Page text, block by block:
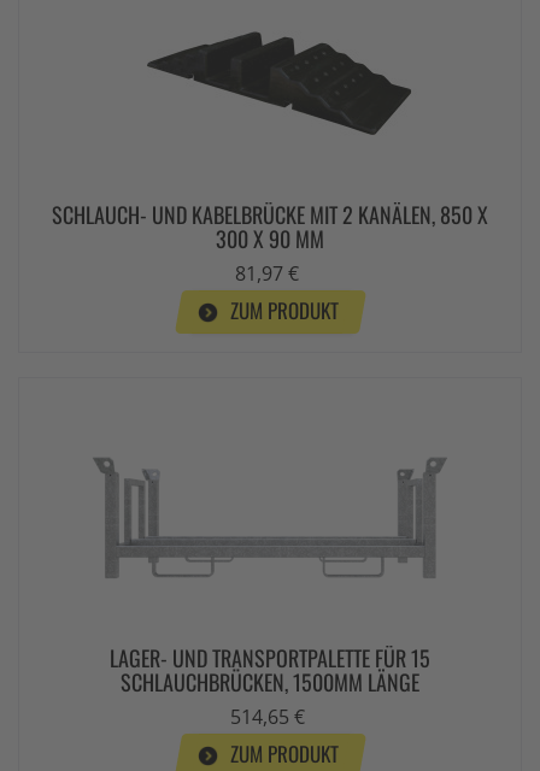
SCHLAUCH- UND KABELBRÜCKE MIT 2 KANÄLEN, 850 X
300 X 90 MM
81,97 €
ZUM PRODUKT
LAGER- UND TRANSPORTPALETTE FÜR 15
SCHLAUCHBRÜCKEN, 1500MM LÄNGE
514,65 €
ZUM PRODUKT